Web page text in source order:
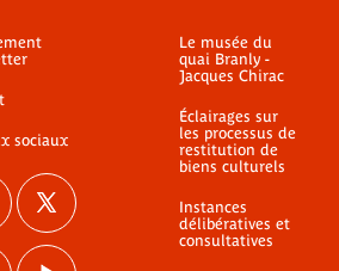
sociaux
Le musée du
quai Branly -
Jacques Chirac
Éclairages sur
les processus de
restitution de
biens culturels
Instances
délibératives et
consultatives